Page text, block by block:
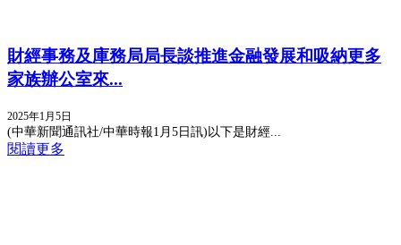
財經事務及庫務局局長談推進金融發展和吸納更多
家族辦公室來...
2025年1月5日
(中華新聞通訊社/中華時報1月5日訊)​以下是財經...
閱讀更多